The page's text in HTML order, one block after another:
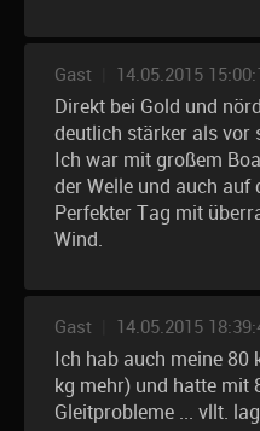
Gast 14.05.2015
Direkt bei Gold und
deutlich stärker als vor
Ich war mit großem
der Welle und auch auf
Perfekter Tag mit
Wind.
Gast 14.05.2015
Ich hab auch meine 80
kg mehr) und hatte mit
Gleitprobleme ... vllt.